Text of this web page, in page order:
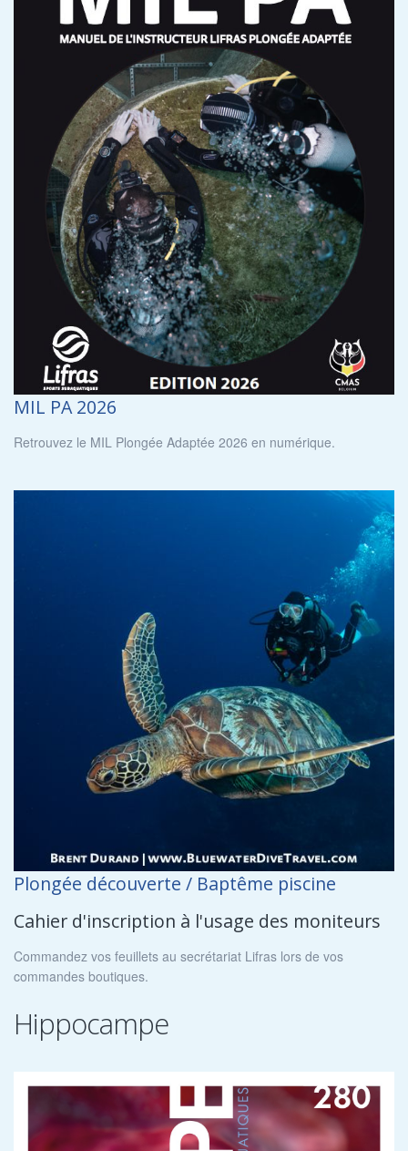
MIL PA 2026
Retrouvez le MIL Plongée Adaptée 2026 en numérique.
Plongée découverte / Baptême piscine
Cahier d'inscription à l'usage des moniteurs
Commandez vos feuillets au secrétariat Lifras lors de vos
commandes boutiques.
Hippocampe